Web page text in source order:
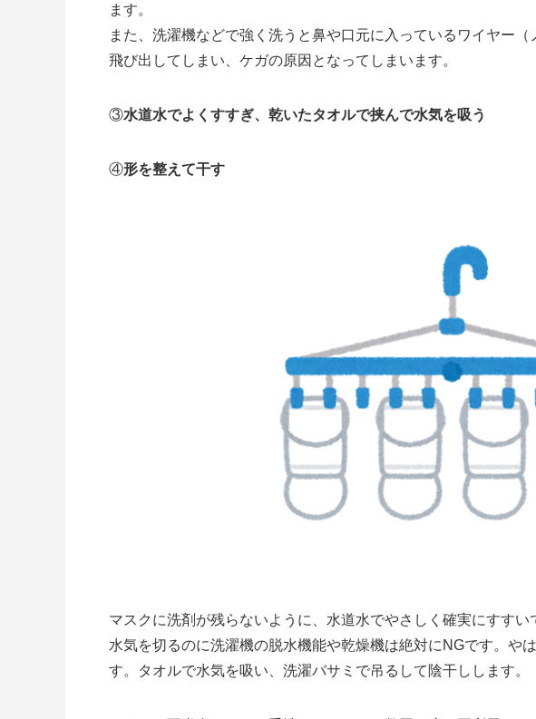
ます。
また、洗濯機などで強く洗うと鼻や口元に入っているワイヤー
飛び出してしまい、ケガの原因となってしまいます。
③水道水でよくすすぎ、乾いたタオルで挟んで水気を吸う
④形を整えて干す
マスクに洗剤が残らないように、水道水でやさしく確実にすすい
水気を切るのに洗濯機の脱水機能や乾燥機は絶対にNGです。や
す。タオルで水気を吸い、洗濯バサミで吊るして陰干しします。